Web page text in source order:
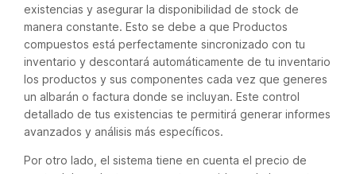
existencias y asegurar la disponibilidad de stock de
manera constante. Esto se debe a que Productos
compuestos está perfectamente sincronizado con tu
inventario y descontará automáticamente de tu inventario
los productos y sus componentes cada vez que generes
un albarán o factura donde se incluyan. Este control
detallado de tus existencias te permitirá generar informes
avanzados y análisis más específicos.
Por otro lado, el sistema tiene en cuenta el precio de